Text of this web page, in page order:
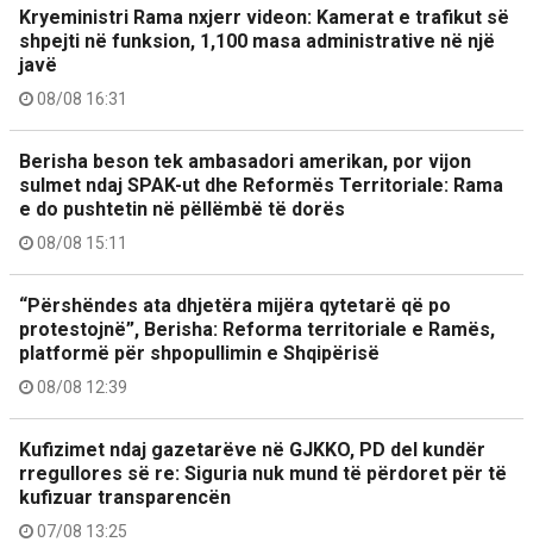
Kryeministri Rama nxjerr videon: Kamerat e trafikut së
shpejti në funksion, 1,100 masa administrative në një
javë
08/08 16:31
Berisha beson tek ambasadori amerikan, por vijon
sulmet ndaj SPAK-ut dhe Reformës Territoriale: Rama
e do pushtetin në pëllëmbë të dorës
08/08 15:11
“Përshëndes ata dhjetëra mijëra qytetarë që po
protestojnë”, Berisha: Reforma territoriale e Ramës,
platformë për shpopullimin e Shqipërisë
08/08 12:39
Kufizimet ndaj gazetarëve në GJKKO, PD del kundër
rregullores së re: Siguria nuk mund të përdoret për të
kufizuar transparencën
07/08 13:25